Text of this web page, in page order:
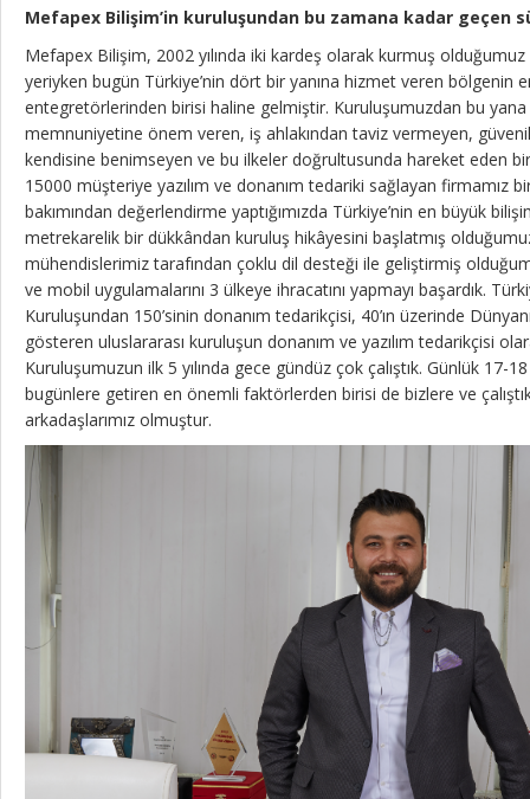
Mefapex Bilişim’in kuruluşundan bu zamana kadar geçen
Mefapex Bilişim, 2002 yılında iki kardeş olarak kurmuş
yeriyken bugün Türkiye’nin dört bir yanına hizmet veren bölgenin
entegretörlerinden birisi haline gelmiştir. Kuruluşumuzdan bu
memnuniyetine önem veren, iş ahlakından taviz vermeyen,
kendisine benimseyen ve bu ilkeler doğrultusunda hareket eden
15000 müşteriye yazılım ve donanım tedariki sağlayan firmamız
bakımından değerlendirme yaptığımızda Türkiye’nin en büyük
metrekarelik bir dükkândan kuruluş hikâyesini başlatmış
mühendislerimiz tarafından çoklu dil desteği ile geliştirmiş
ve mobil uygulamalarını 3 ülkeye ihracatını yapmayı başardık.
Kuruluşundan 150’sinin donanım tedarikçisi, 40’ın üzerinde
gösteren uluslararası kuruluşun donanım ve yazılım tedarikçisi
Kuruluşumuzun ilk 5 yılında gece gündüz çok çalıştık. Günlük 17-
bugünlere getiren en önemli faktörlerden birisi de bizlere ve
arkadaşlarımız olmuştur.